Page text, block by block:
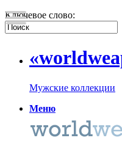
Ключевое слово:
Мужские коллекции
Меню